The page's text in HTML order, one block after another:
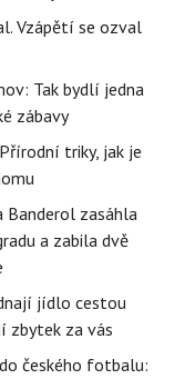
Vzápětí se ozval
Tak bydlí jedna
zábavy
triky, jak je
Banderol zasáhla
a zabila dvě
jídlo cestou
zbytek za vás
českého fotbalu: